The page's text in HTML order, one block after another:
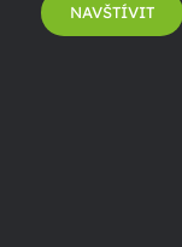
NAVŠTÍVIT